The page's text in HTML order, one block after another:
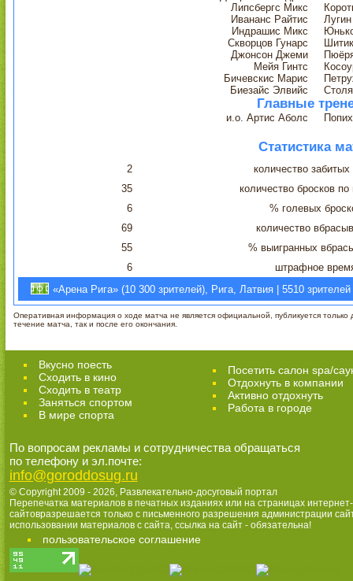
Липсбергс Микс
Ивананс Райтис
Индрашис Микс
Скворцов Гунарс
Джонсон Джеми
Мейя Гинтс
Бичевскис Марис
Биезайс Элвийс
Главные
и.о. Артис Аболс
Статистика
2
количество
35
количество бросков по
6
% голевых
69
количество
55
% выигранных
6
штрафное
«Арена Рига» (10 300 зрителей), Рига, Латвия | 5510 зрителей
Оперативная информация о ходе матча не является официальной, публикуется только
течение матча, так и после его окончания.
Вкусно поесть
Сходить в кино
Cходить в театр
Заняться спортом
В мире спорта
Посетить салон spa/
Отдохнуть в компании
Активно отдохнуть
Работа в городе
По вопросам рекламы и сотрудничества обращаться
по телефону и эл.почте:
info@goroddosug.ru
© Copyright 2009 - 2026, Развлекательно-досуговый портал
Перепечатка материалов в печатных изданиях или на страницах интернет-
сайтовразрешается только с письменного разрешения администрации
использовании материалов с сайта, ссылка на сайт - обязательна!
пользовательское соглашение